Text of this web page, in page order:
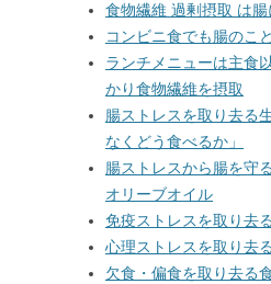
食物繊維 過剰摂取 は
コンビニ食でも腸のこ
ランチメニューは主食
かり食物繊維を摂取
腸ストレスを取り去る
なくどう食べるか」
腸ストレスから腸を守
オリーブオイル
免疫ストレスを取り去
心理ストレスを取り去
欠食・偏食を取り去る